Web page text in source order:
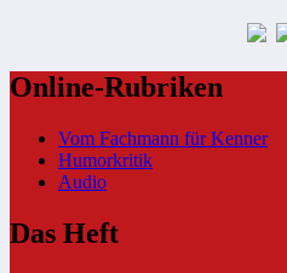
Online-Rubriken
Vom Fachmann für Kenner
Humorkritik
Audio
Das Heft